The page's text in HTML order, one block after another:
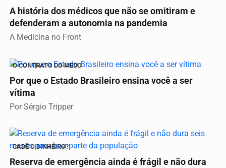
A história dos médicos que não se omitiram e
defenderam a autonomia na pandemia
A Medicina no Front
O CONTRATO DO MEDO
Por que o Estado Brasileiro ensina você a ser
vítima
Por Sérgio Tripper
CADÊ O DINHEIRO?
Reserva de emergência ainda é frágil e não dura